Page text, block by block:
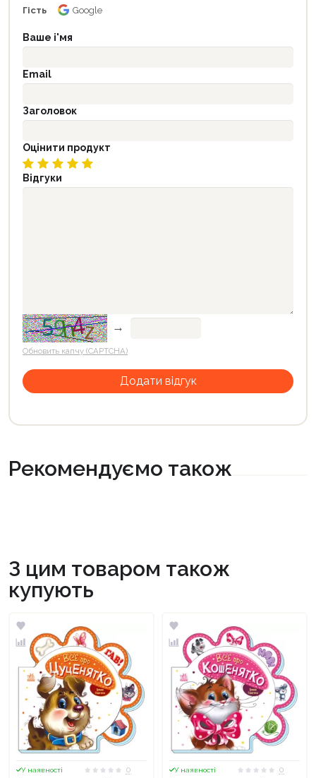
Гість Google
Ваше і'мя
Email
Заголовок
Оцінити продукт
Відгуки
→
Обновить капчу (CAPTCHA)
Рекомендуємо також
З цим товаром також
купують
У наявності
0
У наявності
0